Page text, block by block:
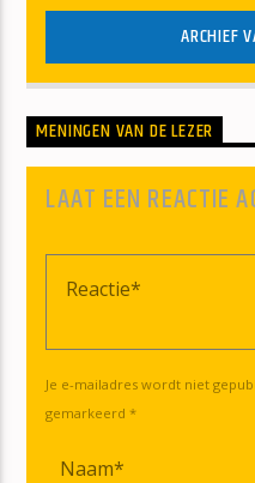
ARCHIEF
MENINGEN VAN DE LEZER
LAAT EEN REACTIE
Je e-mailadres wordt niet
gemarkeerd *